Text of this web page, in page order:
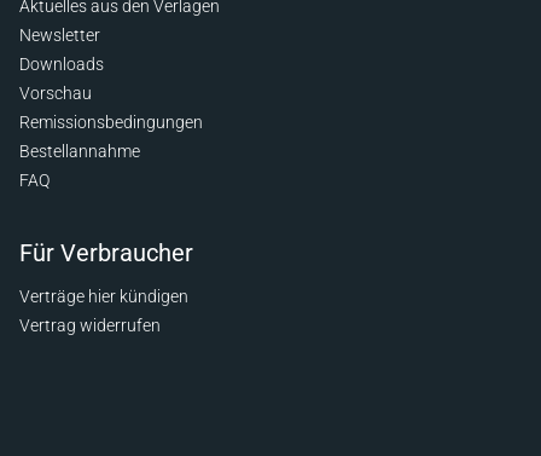
Aktuelles aus den Verlagen
Newsletter
Downloads
Vorschau
Remissionsbedingungen
Bestellannahme
FAQ
Für Verbraucher
Verträge hier kündigen
Vertrag widerrufen